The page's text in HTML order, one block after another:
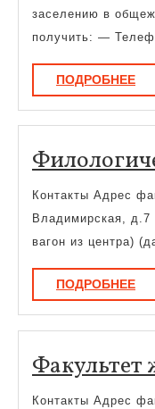
заселению в
получить: —
ПОДРОБНЕЕ
Контакты Адрес
Владимирская,
вагон из центра)
ПОДРОБНЕЕ
Факультет
Контакты Адрес